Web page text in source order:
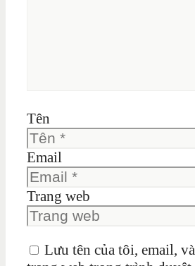
Tên
Email
Trang web
Lưu tên của tôi, email, và